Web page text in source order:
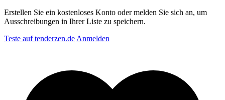
Erstellen Sie ein kostenloses Konto oder melden Sie sich an, um
Ausschreibungen in Ihrer Liste zu speichern.
Teste auf tenderzen.de Anmelden